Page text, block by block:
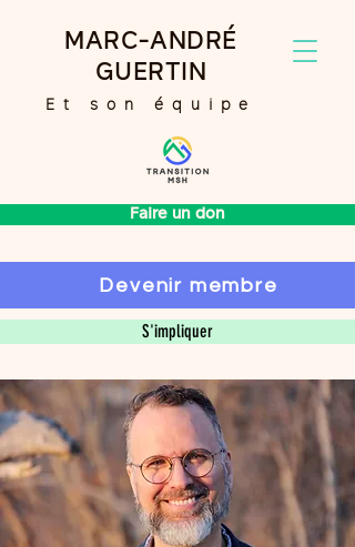
MARC-ANDRÉ
GUERTIN
Et son équipe
Faire un don
S'impliquer
Devenir membre